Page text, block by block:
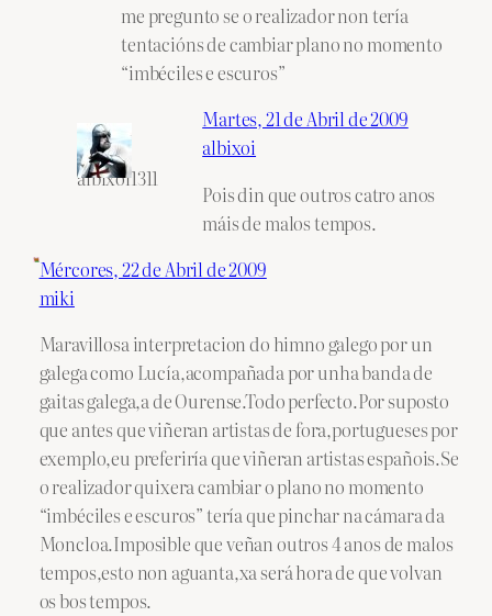
me pregunto se o realizador non tería
tentacións de cambiar plano no momento
“imbéciles e escuros”
albixoi1311
Martes, 21 de Abril de 2009
albixoi
Pois din que outros catro anos
máis de malos tempos.
Mércores, 22 de Abril de 2009
miki
Maravillosa interpretacion do himno galego por un
galega como Lucía,acompañada por unha banda de
gaitas galega,a de Ourense.Todo perfecto.Por suposto
que antes que viñeran artistas de fora,portugueses por
exemplo,eu preferiría que viñeran artistas españois.Se
o realizador quixera cambiar o plano no momento
“imbéciles e escuros” tería que pinchar na cámara da
Moncloa.Imposible que veñan outros 4 anos de malos
tempos,esto non aguanta,xa será hora de que volvan
os bos tempos.